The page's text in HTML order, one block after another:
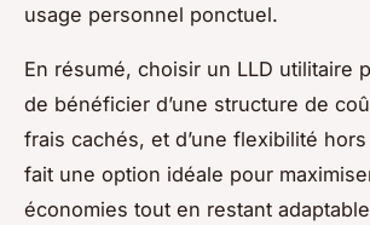
usage personnel ponctuel.
En résumé, choisir un LLD utilitaire
de bénéficier d’une structure de
frais cachés, et d’une flexibilité
fait une option idéale pour
économies tout en restant